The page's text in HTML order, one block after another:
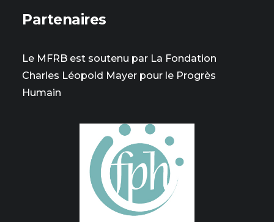
Partenaires
Le MFRB est soutenu par La Fondation
Charles Léopold Mayer pour le Progrès
Humain